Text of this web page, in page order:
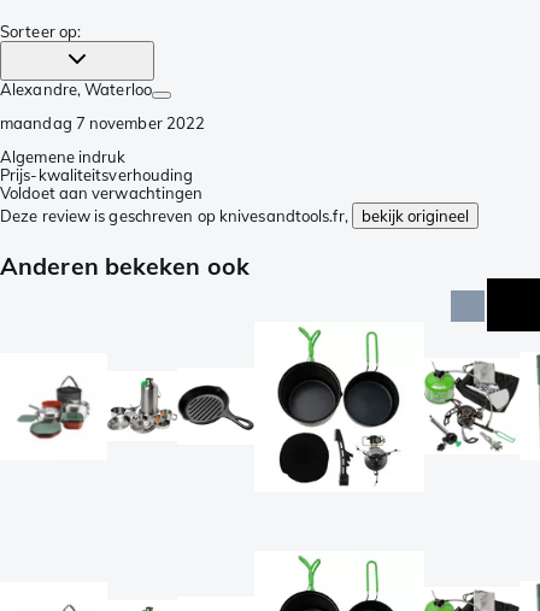
Sorteer op:
Alexandre, Waterloo
maandag 7 november 2022
Algemene indruk
Prijs-kwaliteitsverhouding
Voldoet aan verwachtingen
Deze review is geschreven op knivesandtools.fr,
bekijk origineel
Anderen bekeken ook